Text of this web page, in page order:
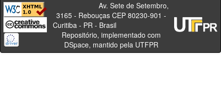
Av. Sete de Setembro,
3165 - Rebouças CEP 80230-901 -
Curitiba - PR - Brasil
Repositório, implementado com
DSpace, mantido pela UTFPR